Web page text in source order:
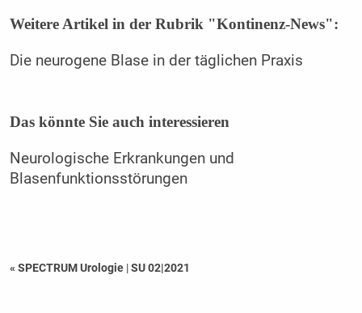
Weitere Artikel in der Rubrik "Kontinenz-News":
Die neurogene Blase in der täglichen Praxis
Das könnte Sie auch interessieren
Neurologische Erkrankungen und
Blasenfunktionsstörungen
« SPECTRUM Urologie |SU 02|2021